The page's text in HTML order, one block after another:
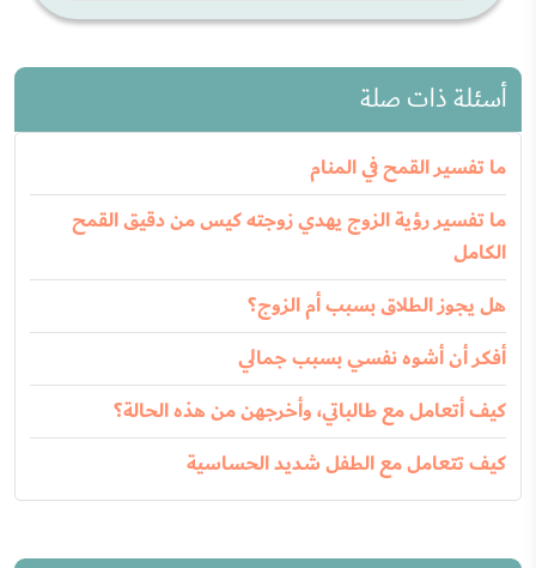
أسئلة ذات صلة
ما تفسير القمح في المنام
ما تفسير رؤية الزوج يهدي زوجته كيس من دقيق القمح
الكامل
هل يجوز الطلاق بسبب أم الزوج؟
أفكر أن أشوه نفسي بسبب جمالي
كيف أتعامل مع طالباتي، وأخرجهن من هذه الحالة؟
كيف تتعامل مع الطفل شديد الحساسية